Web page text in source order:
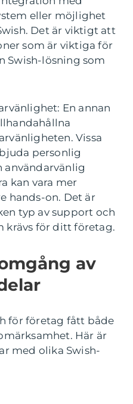
eller möjlighet
Det är viktigt att
som är viktiga för
Swish-lösning som
En annan
Vissa
personlig
användarvänlig
kan vara mer
hands-on. Det är
typ av support och
krävs för ditt företag.
av
för företag fått både
Här är
med olika Swish-